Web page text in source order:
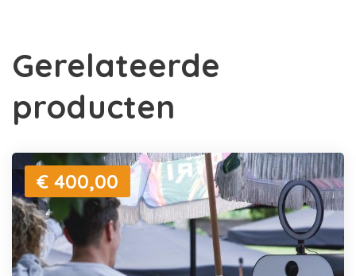
Gerelateerde
producten
€ 400,00